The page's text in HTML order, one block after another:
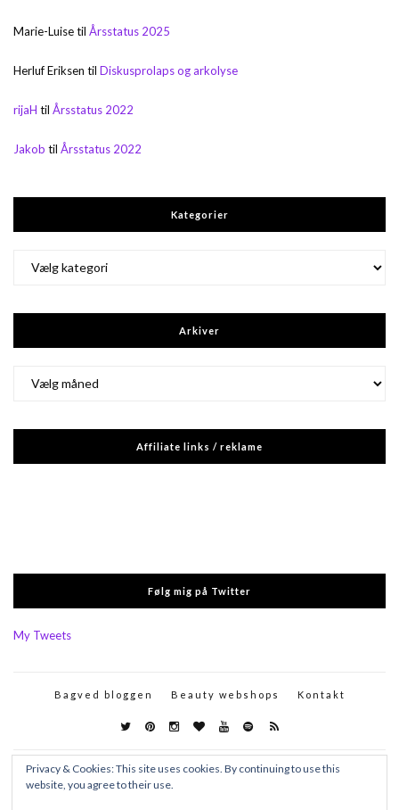
Marie-Luisetil Årsstatus 2025
Herluf Eriksen til Diskusprolaps og arkolyse
rijaH til Årsstatus 2022
Jakob til Årsstatus 2022
Kategorier
Arkiver
Affiliate links / reklame
Følg mig på Twitter
My Tweets
Bagved bloggen Beauty webshops Kontakt
Privacy & Cookies: This site uses cookies. By continuing to use this
website, you agree to their use.